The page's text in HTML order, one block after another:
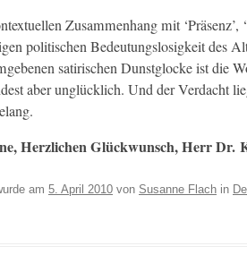
Zusam­men­hang mit ‘Präsenz’,
poli­tis­chen Bedeu­tungslosigkeit des
satirischen Dun­st­glocke ist die
aber unglück­lich. Und der Ver­dacht
Her­zlichen Glück­wun­sch, Herr Dr.
am 5. April 2010 von Susanne Flach in